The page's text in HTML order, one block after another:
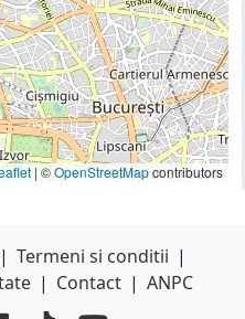
| ©OpenStreetMapcontributors
| Termeni si conditii |
| Contact | ANPC